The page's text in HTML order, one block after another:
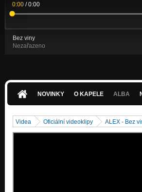
0:00 /0:00
Bez viny
Nezařazeno
NOVINKY O KAPELE ALBA
Videa Oficiální videoklipy ALEX - Bez